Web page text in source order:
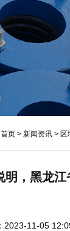
首页 > 新闻资讯 > 区
，黑龙
2023-11-05